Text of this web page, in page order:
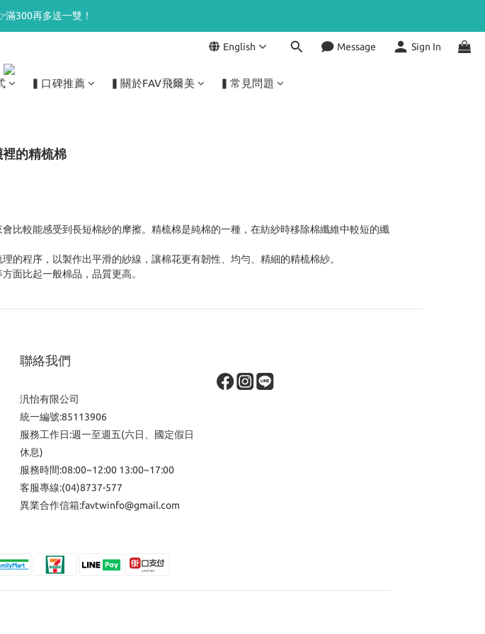
滿300再多送一雙！
English Message Sign In
▍口碑推薦 ▍關於FAV飛爾美 ▍常見問題
裡的精梳棉
比較能感受到長短棉紗的摩擦。精梳棉是純棉的一種，在紡紗時移除棉纖維中較短的纖
程序，以製作出平滑的紗線，讓棉花更有韌性、均勻、精細的精梳棉紗。
面比起一般棉品，品質更高。
聯絡我們
汎怡有限公司
統一編號:85113906
服務工作日:週一至週五(六日、國定假日
休息)
服務時間:08:00~12:00 13:00~17:00
客服專線:(04)8737-577
異業合作信箱:favtwinfo@gmail.com